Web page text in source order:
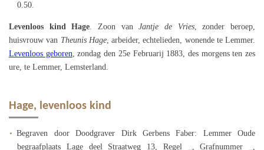
0.50.
Levenloos kind Hage. Zoon vanJantje de Vries, zonder beroep,
huisvrouw van Theunis Hage, arbeider, echtelieden, wonende te Lemmer.
Levenloos geboren, zondag den 25e Februarij 1883, des morgens ten zes
ure, te Lemmer, Lemsterland.
Hage, levenloos kind
Begraven door Doodgraver Dirk Gerbens Faber: Lemmer Oude
begraafplaats Lage deel Straatweg 13, Regel _, Grafnummer _,